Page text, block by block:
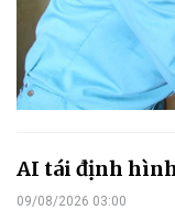
AI tái định
09/08/2026 03:00